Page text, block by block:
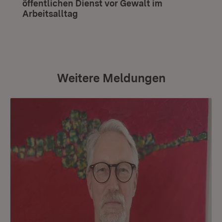
öffentlichen Dienst vor Gewalt im
Arbeitsalltag
Weitere Meldungen